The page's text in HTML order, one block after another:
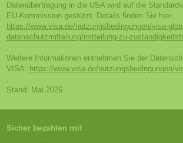
Datenübertragung in die USA wird auf die
EU-Kommission gestützt. Details finden Sie hier:
https://www.visa.de/nutzungsbedingungen/visa-
datenschutzmitteilung/mitteilung-zu-
.
Weitere Informationen entnehmen Sie der
VISA: https://www.visa.de/nutzungsbedingungen/
.
Stand: Mai 2026
Sicher bezahlen mit